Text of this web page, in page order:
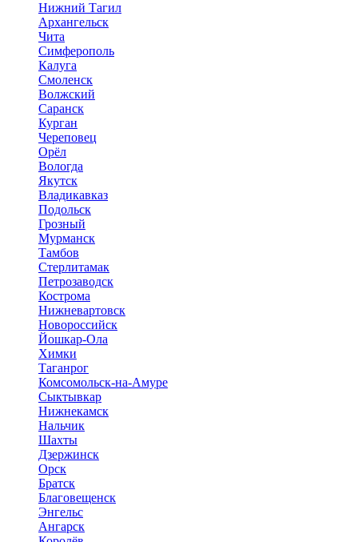
Нижний Тагил
Архангельск
Чита
Симферополь
Калуга
Смоленск
Волжский
Саранск
Курган
Череповец
Орёл
Вологда
Якутск
Владикавказ
Подольск
Грозный
Мурманск
Тамбов
Стерлитамак
Петрозаводск
Кострома
Нижневартовск
Новороссийск
Йошкар-Ола
Химки
Таганрог
Комсомольск-на-Амуре
Сыктывкар
Нижнекамск
Нальчик
Шахты
Дзержинск
Орск
Братск
Благовещенск
Энгельс
Ангарск